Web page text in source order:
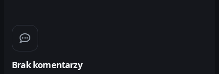
Brak komentarzy